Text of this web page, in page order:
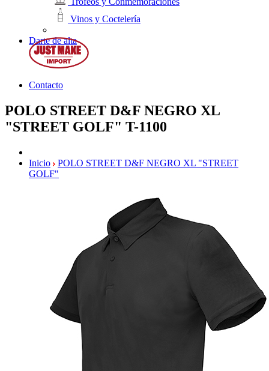
Vinos y Coctelería
Darte de alta
Contacto
POLO STREET D&F NEGRO XL
"STREET GOLF" T-1100
Inicio
POLO STREET D&F NEGRO XL "STREET
GOLF"